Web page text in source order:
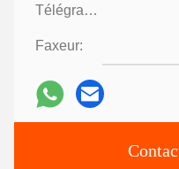
Télégramme:
Faxeur: